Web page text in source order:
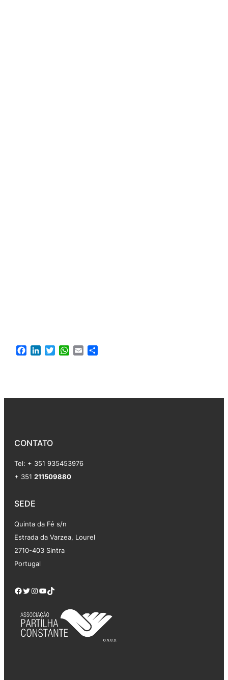
Facebook
LinkedInTwitterWhatsApp
Email
CONTATO
Tel: + 351 935453976
+ 351 211509880
SEDE
Quinta da Fé s/n
Estrada da Varzea, Lourel
2710-403 Sintra
Portugal